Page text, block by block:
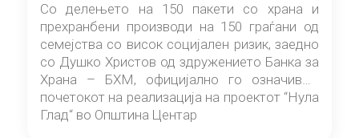
Со делењето на 150 пакети со храна и
прехранбени производи на 150 граѓани од
семејства со висок социјален ризик, заедно
со Душко Христов од здружението Банка за
Храна – БХМ, официјално го означивме
почетокот на реализација на проектот “Нула
Глад“ во Општина Центар